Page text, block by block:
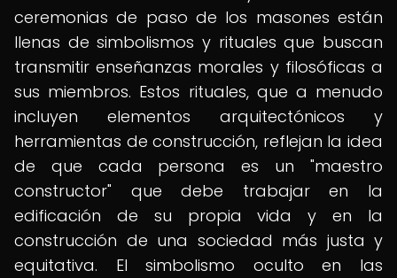
ceremonias de paso de los masones están
llenas de simbolismos y rituales que buscan
transmitir enseñanzas morales y filosóficas a
sus miembros. Estos rituales, que a menudo
incluyen elementos arquitectónicos y
herramientas de construcción, reflejan la idea
de que cada persona es un "maestro
constructor" que debe trabajar en la
edificación de su propia vida y en la
construcción de una sociedad más justa y
equitativa. El simbolismo oculto en las